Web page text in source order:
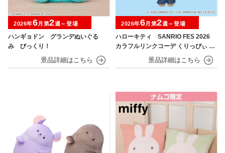
ハンギョドン グランデぬいぐる
み びっくり！
2026年6月第2週～登場
ハローキティ SANRIO FES 2026
カラフルリンクコーデ くりっぴぃ ぬ
2026年6月第2週～登場